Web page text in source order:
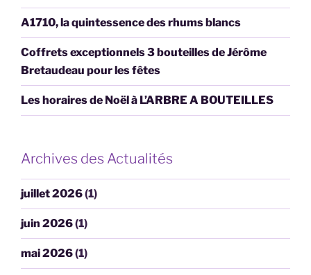
A1710, la quintessence des rhums blancs
Coffrets exceptionnels 3 bouteilles de Jérôme
Bretaudeau pour les fêtes
Les horaires de Noël à L’ARBRE A BOUTEILLES
Archives des Actualités
juillet 2026(1)
juin 2026(1)
mai 2026(1)